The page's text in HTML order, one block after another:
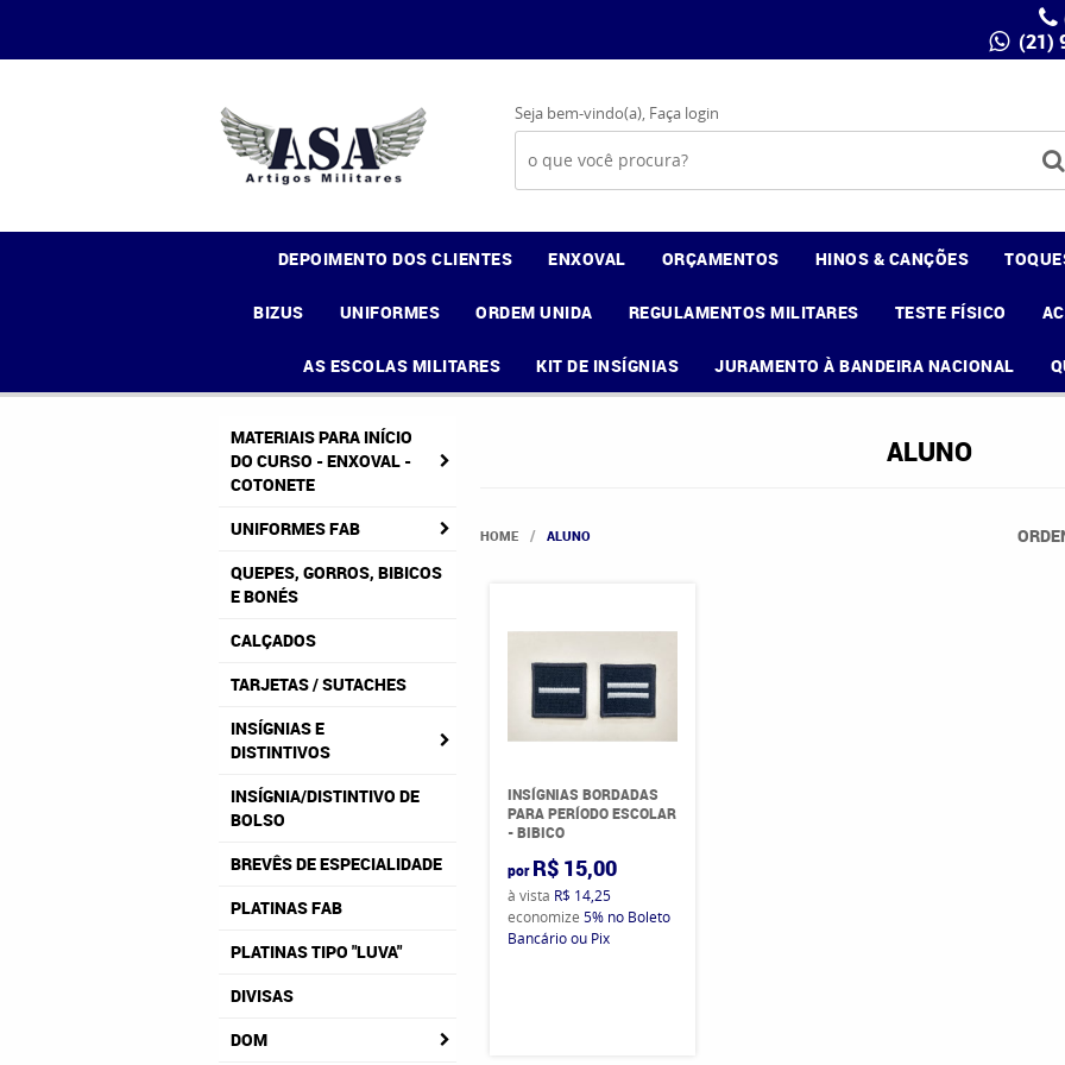
(21)
Seja bem-vindo(a), Faça login
DEPOIMENTO DOS CLIENTES ENXOVAL ORÇAMENTOS HINOS & CANÇÕES
BIZUS UNIFORMES ORDEM UNIDA REGULAMENTOS MILITARES TESTE FÍSICO
AS ESCOLAS MILITARES KIT DE INSÍGNIAS JURAMENTO À BANDEIRA NACIONAL
MATERIAIS PARA INÍCIO
DO CURSO - ENXOVAL -
COTONETE
UNIFORMES FAB
QUEPES, GORROS, BIBICOS
E BONÉS
CALÇADOS
TARJETAS / SUTACHES
INSÍGNIAS E
DISTINTIVOS
INSÍGNIA/DISTINTIVO DE
BOLSO
BREVÊS DE ESPECIALIDADE
PLATINAS FAB
PLATINAS TIPO "LUVA"
DIVISAS
DOM
ALUNO
HOME ALUNO
INSÍGNIAS BORDADAS
PARA PERÍODO ESCOLAR
- BIBICO
por R$ 15,00
à vista R$ 14,25
economize 5% no Boleto
Bancário ou Pix